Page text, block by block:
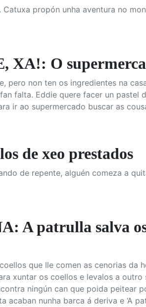
propón unha aventura no
XA!: O
pero non ten os ingredientes na
falta. Eddie quere facer un pastel
ir ao supermercado buscar as
de xeo prestados
de repente, alguén comeza a
A patrulla salva
que lle comen as cenorias da
xuntar os coellos e levalos a
ningún can que poida peitear
nunha barca á deriva e ‘A